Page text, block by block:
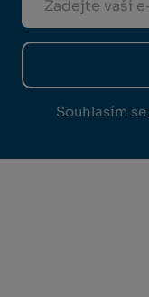
Souhlasím se